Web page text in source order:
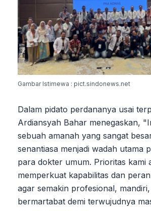
Gambar Istimewa : pict.sindonews.net
Dalam pidato perdananya usai
Ardiansyah Bahar menegaskan,
sebuah amanah yang sangat
senantiasa menjadi wadah utama
para dokter umum. Prioritas kami
memperkuat kapabilitas dan
agar semakin profesional,
bermartabat demi terwujudnya